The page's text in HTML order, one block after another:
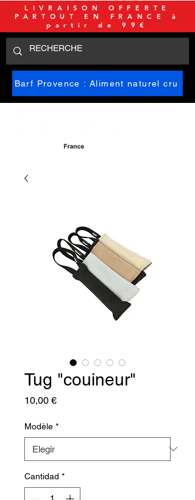
Barf Provence : Aliment naturel cru
LIVRAISON OFFERTE
PARTOUT EN FRANCE à
partir de 99€
Tug "couineur"
10,00 €Precio
Modèle *
Cantidad *